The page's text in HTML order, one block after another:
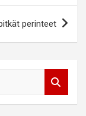
perinteet